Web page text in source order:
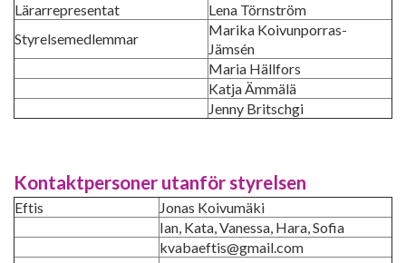
Lärarrepresentat
Lena Törnström
Styrelsemedlemmar
Marika Koivunporras-
Jämsén
Maria Hällfors
Katja Ämmälä
Jenny Britschgi
Kontaktpersoner utanför styrelsen
Eftis
Jonas Koivumäki
Ian, Kata, Vanessa, Hara, Sofia
kvabaeftis@gmail.com